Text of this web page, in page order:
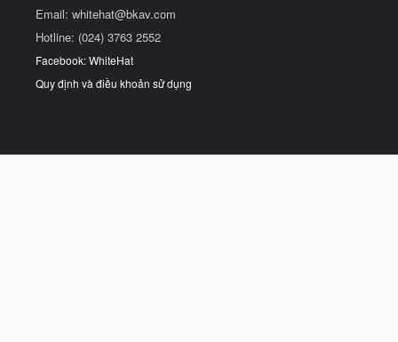
Email: whitehat@bkav.com
Hotline: (024) 3763 2552
Facebook: WhiteHat
Quy định và điều khoản sử dụng